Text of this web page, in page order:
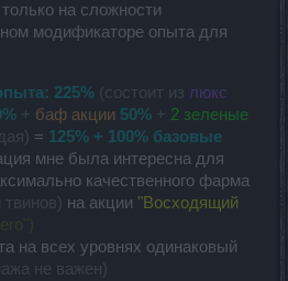
на сложности
модификаторе опыта для
225% (состоит из люкс
+ баф акции 50% + 2 зеленые
= 125% + 100% базовые
мне была интересна для
качественного фарма
твинов) на акции "Восходящий
на всех уровнях одинаковый
не важен)